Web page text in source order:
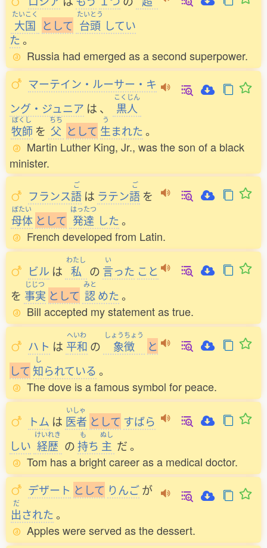
たいこく
大国 と して
たいとう
台頭 してい
た。
Russia had emerged as a second superpower.
マーテイン・ルーサー・キ
ング・ジュニア は 、
こくじん
黒人
ぼくし
牧師 を
ちち
父 と して
う
生まれた。
Martin Luther King, Jr., was the son of a black
minister.
フランス
ご
語 は ラテン
ご
語 を
ぼたい
母体 と して
はったつ
発達 した。
French developed from Latin.
ビル は
わたし
私 の
い
言った こと
を
じじつ
事実 と して
みと
認めた。
Bill accepted my statement as true.
ハト は
へいわ
平和 の
しょうちょう
象徴
と
して
し
知られている 。
The dove is a famous symbol for peace.
トム は
いしゃ
医者 と して すばら
しい
けいれき
経歴 の
も
持ち
ぬし
主 だ。
Tom has a bright career as a medical doctor.
デザート と して りんごが
だ
出された。
Apples were served as the dessert.